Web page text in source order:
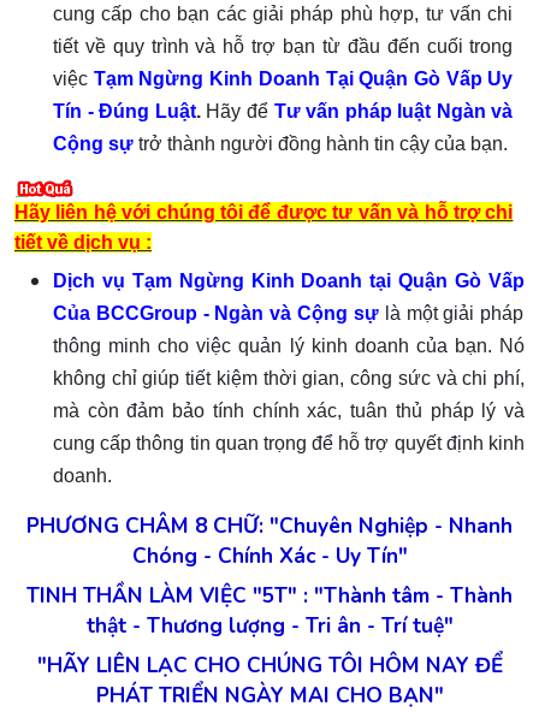
cung cấp cho bạn các giải pháp phù hợp, tư vấn chi
tiết về quy trình và hỗ trợ bạn từ đầu đến cuối trong
việc Tạm Ngừng Kinh Doanh Tại Quận Gò Vấp Uy
Tín - Đúng Luật.Hãy để Tư vấn pháp luật Ngàn và
Cộng sự trở thành người đồng hành tin cậy của bạn.
Hãy liên hệ với chúng tôi để được tư vấn và hỗ trợ chi
tiết về dịch vụ :
Dịch vụ Tạm Ngừng Kinh Doanh tạiQuận Gò Vấp
Của BCCGroup - Ngàn và Cộng sựlà một giải pháp
thông minh cho việc quản lý kinh doanh của bạn. Nó
không chỉ giúp tiết kiệm thời gian, công sức và chi phí,
mà còn đảm bảo tính chính xác, tuân thủ pháp lý và
cung cấp thông tin quan trọng để hỗ trợ quyết định kinh
doanh.
PHƯƠNG CHÂM 8 CHỮ: "Chuyên Nghiệp - Nhanh
Chóng - Chính Xác - Uy Tín"
TINH THẦN LÀM VIỆC "5T" : "Thành tâm - Thành
thật - Thương lượng - Tri ân - Trí tuệ"
"HÃY LIÊN LẠC CHO CHÚNG TÔI HÔM NAY ĐỂ
PHÁT TRIỂN NGÀY MAI CHO BẠN"